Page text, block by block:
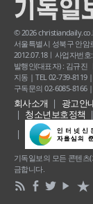
© 2026
서울특별시 성북구 안암
2012.07.18ㅣ사업자번호
발행인(대표자) : 김규진
지동 | TEL 02-739-8119
구독문의 02-6085-8166
회사소개 광고안
청소년보호정책
기독일보의 모든 콘텐츠
금합니다.